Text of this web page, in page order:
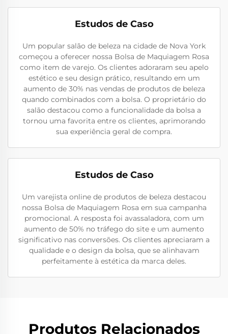
Estudos de Caso
Um popular salão de beleza na cidade de Nova York
começou a oferecer nossa Bolsa de Maquiagem Rosa
como item de varejo. Os clientes adoraram seu apelo
estético e seu design prático, resultando em um
aumento de 30% nas vendas de produtos de beleza
quando combinados com a bolsa. O proprietário do
salão destacou como a funcionalidade da bolsa a
tornou uma favorita entre os clientes, aprimorando
sua experiência geral de compra.
Estudos de Caso
Um varejista online de produtos de beleza destacou
nossa Bolsa de Maquiagem Rosa em sua campanha
promocional. A resposta foi avassaladora, com um
aumento de 50% no tráfego do site e um aumento
significativo nas conversões. Os clientes apreciaram a
qualidade e o design da bolsa, que se alinhavam
perfeitamente à estética da marca deles.
Produtos Relacionados